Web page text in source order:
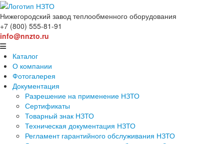
Нижегородский завод теплообменного оборудования
+7 (800) 555-81-91
info@nnzto.ru
Каталог
О компании
Фотогалерея
Документация
Разрешение на применение НЗТО
Сертификаты
Товарный знак НЗТО
Техническая документация НЗТО
Регламент гарантийного обслуживания НЗТО